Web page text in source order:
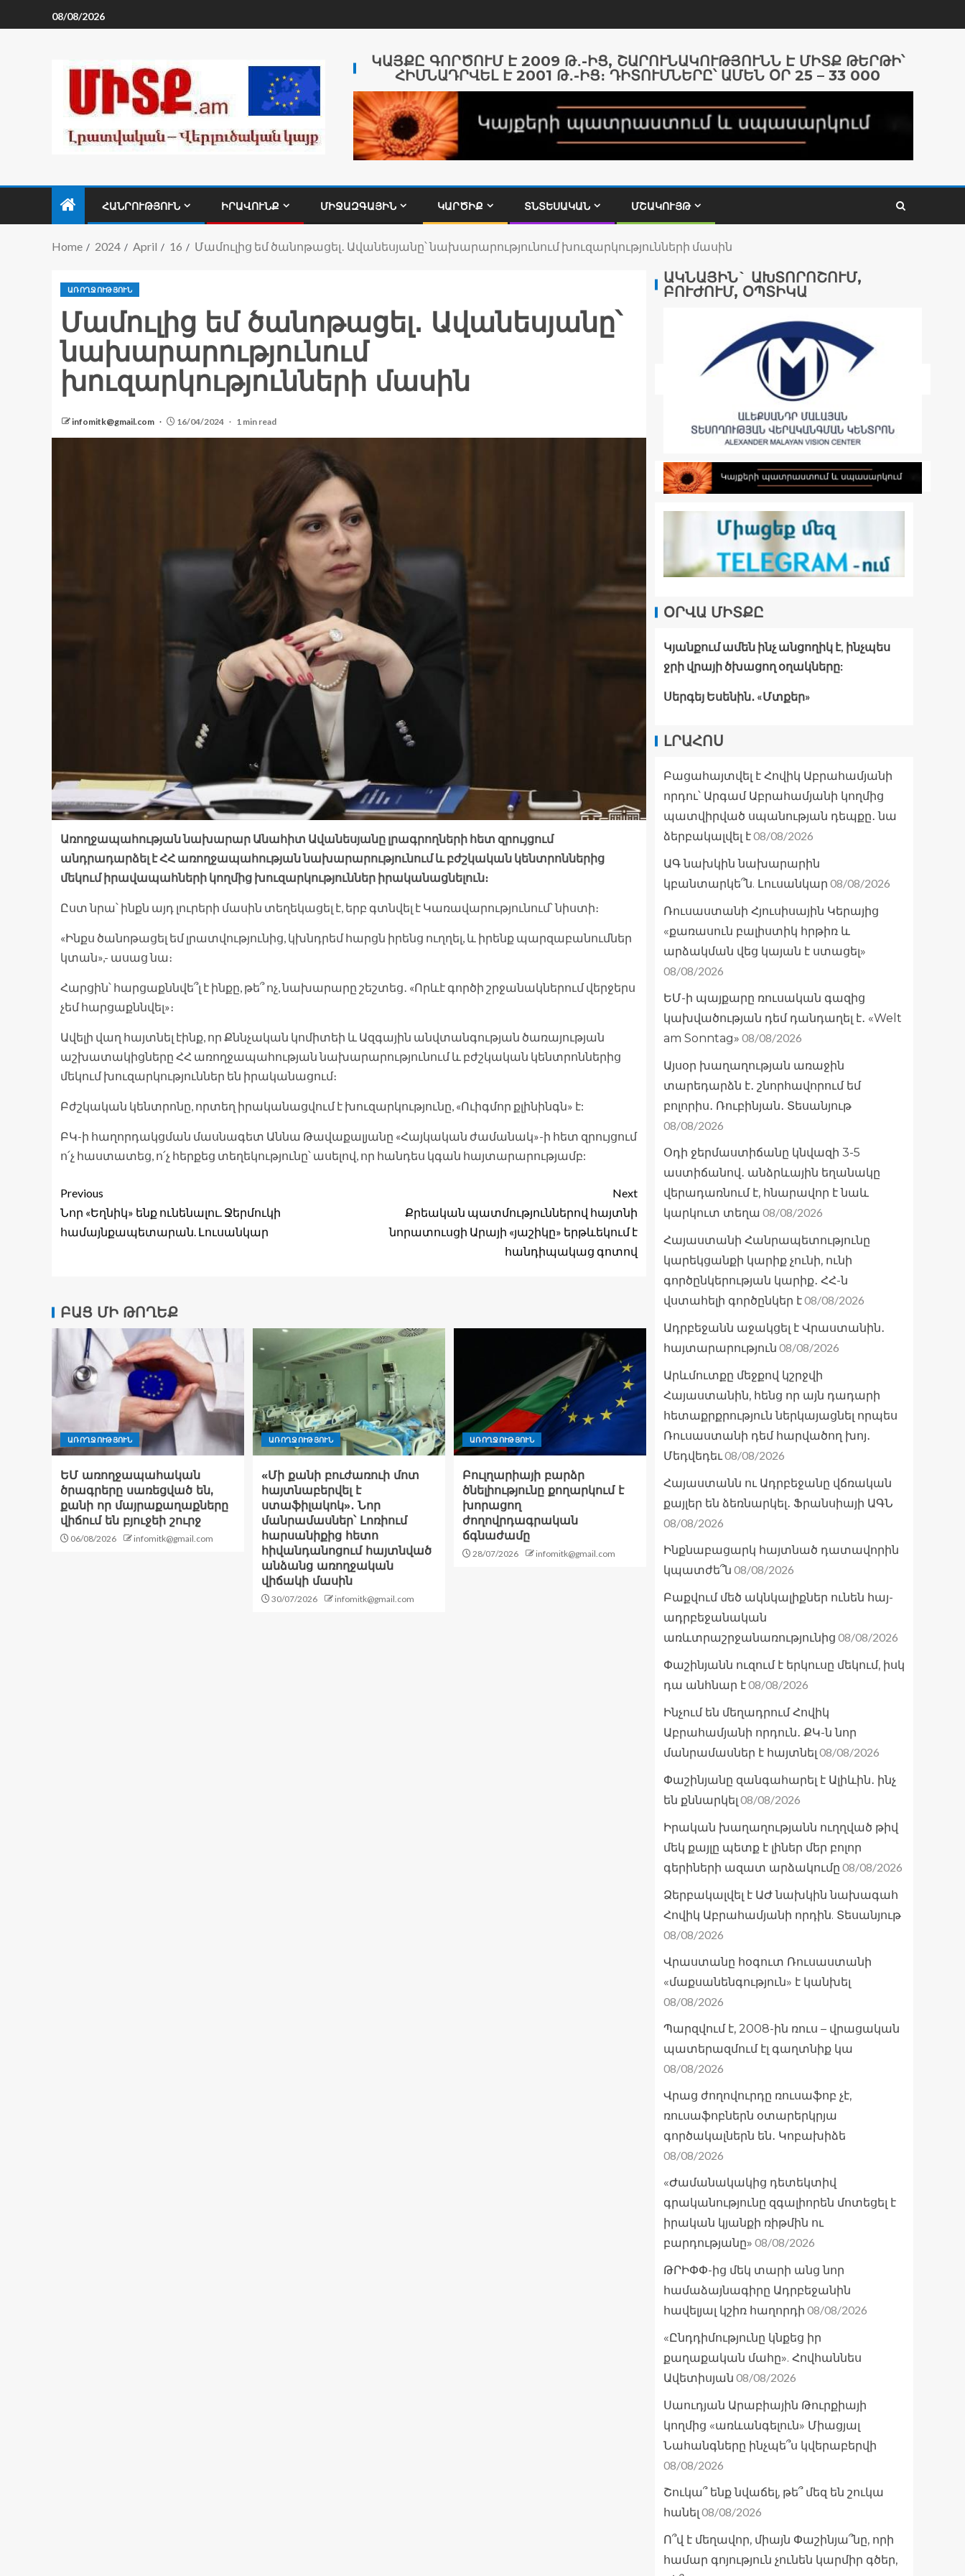
08/08/2026
ԿԱՅՔԸ ԳՈՐԾՈՒՄ Է 2009 Թ․-ԻՑ, ՇԱՐՈՒՆԱԿՈՒԹՅՈՒՆՆ Է ՄԻՏՔ ԹԵՐԹԻ՝
ՀԻՄՆԱԴՐՎԵԼ Է 2001 Թ․-ԻՑ։ ԴԻՏՈՒՄՆԵՐԸ՝ ԱՄԵՆ ՕՐ 25 – 33 000
ՀԱՆՐՈՒԹՅՈՒՆ ԻՐԱՎՈՒՆՔ ՄԻՋԱԶԳԱՅԻՆ ԿԱՐԾԻՔ ՏՆՏԵՍԱԿԱՆ ՄՇԱԿՈՒՅԹ
Home 2024 April 16 Մամուլից եմ ծանոթացել․ Ավանեսյանը՝ նախարարությունում խուզարկությունների մասին
ԱՌՈՂՋՈՒԹՅՈՒՆ
Մամուլից եմ ծանոթացել․ Ավանեսյանը՝
նախարարությունում
խուզարկությունների մասին
infomitk@gmail.com 16/04/2024 1 min read
Առողջապահության նախարար Անահիտ Ավանեսյանը լրագրողների հետ զրույցում
անդրադարձել է ՀՀ առողջապահության նախարարությունում և բժշկական կենտրոններից
մեկում իրավապահների կողմից խուզարկություններ իրականացնելուն։
Ըստ նրա՝ ինքն այդ լուրերի մասին տեղեկացել է, երբ գտնվել է Կառավարությունում՝ նիստի։
«Ինքս ծանոթացել եմ լրատվությունից, կխնդրեմ հարցն իրենց ուղղել, և իրենք պարզաբանումներ
կտան»,- ասաց նա։
Հարցին՝ հարցաքննվե՞լ է ինքը, թե՞ ոչ, նախարարը շեշտեց․ «Որևէ գործի շրջանակներում վերջերս
չեմ հարցաքննվել»։
Ավելի վաղ հայտնել էինք, որ Քննչական կոմիտեի և Ազգային անվտանգության ծառայության
աշխատակիցները ՀՀ առողջապահության նախարարությունում և բժշկական կենտրոններից
մեկում խուզարկություններ են իրականացում։
Բժշկական կենտրոնը, որտեղ իրականացվում է խուզարկությունը, «Ուիգմոր քլինինգն» է:
ԲԿ-ի հաղորդակցման մասնագետ Աննա Թավաքալյանը «Հայկական ժամանակ»-ի հետ զրույցում
ո՛չ հաստատեց, ո՛չ հերքեց տեղեկությունը՝ ասելով, որ հանդես կգան հայտարարությամբ:
Previous
Նոր «Եղնիկ» ենք ունենալու. Ջերմուկի
համայնքապետարան. Լուսանկար
Next
Քրեական պատմություններով հայտնի
նորատուսցի Արայի «յաշիկը» երթևեկում է
հանդիպակաց գոտով
ԲԱՑ ՄԻ ԹՈՂԵՔ
ԱՌՈՂՋՈՒԹՅՈՒՆ
ԵՄ առողջապահական
ծրագրերը սառեցված են,
քանի որ մայրաքաղաքները
վիճում են բյուջեի շուրջ
06/08/2026 infomitk@gmail.com
ԱՌՈՂՋՈՒԹՅՈՒՆ
«Մի քանի բուժառուի մոտ
հայտնաբերվել է
ստաֆիլակոկ»․ Նոր
մանրամասներ՝ Լոռիում
հարսանիքից հետո
հիվանդանոցում հայտնված
անձանց առողջական
վիճակի մասին
30/07/2026 infomitk@gmail.com
ԱՌՈՂՋՈՒԹՅՈՒՆ
Բուլղարիայի բարձր
ծնելիությունը քողարկում է
խորացող
ժողովրդագրական
ճգնաժամը
28/07/2026 infomitk@gmail.com
ԱԿՆԱՅԻՆ` ԱԽՏՈՐՈՇՈՒՄ,
ԲՈՒԺՈՒՄ, ՕՊՏԻԿԱ
ՕՐՎԱ ՄԻՏՔԸ
Կյանքում ամեն ինչ անցողիկ է, ինչպես
ջրի վրայի ծխացող օղակները:
Սերգեյ Եսենին․ «Մտքեր»
ԼՐԱՀՈՍ
Բացահայտվել է Հովիկ Աբրահամյանի
որդու՝ Արգամ Աբրահամյանի կողմից
պատվիրված սպանության դեպքը․ նա
ձերբակալվել է08/08/2026
ԱԳ նախկին նախարարին
կբանտարկե՞ն. Լուսանկար 08/08/2026
Ռուսաստանի Հյուսիսային Կերայից
«քառասուն բալիստիկ հրթիռ և
արձակման վեց կայան է ստացել»
08/08/2026
ԵՄ-ի պայքարը ռուսական գազից
կախվածության դեմ դանդաղել է․ «Welt
am Sonntag» 08/08/2026
Այսօր խաղաղության առաջին
տարեդարձն է․ շնորհավորում եմ
բոլորիս․ Ռուբինյան․ Տեսանյութ
08/08/2026
Օդի ջերմաստիճանը կնվազի 3-5
աստիճանով․ անձրևային եղանակը
վերադառնում է, հնարավոր է նաև
կարկուտ տեղա 08/08/2026
Հայաստանի Հանրապետությունը
կարեկցանքի կարիք չունի, ունի
գործընկերության կարիք․ ՀՀ-ն
վստահելի գործընկեր է08/08/2026
Ադրբեջանն աջակցել է Վրաստանին․
հայտարարություն 08/08/2026
Արևմուտքը մեջքով կշրջվի
Հայաստանին, հենց որ այն դադարի
հետաքրքրություն ներկայացնել որպես
Ռուսաստանի դեմ հարվածող խոյ․
Մեդվեդեւ08/08/2026
Հայաստանն ու Ադրբեջանը վճռական
քայլեր են ձեռնարկել․ Ֆրանսիայի ԱԳՆ
08/08/2026
Ինքնաբացարկ հայտնած դատավորին
կպատժե՞ն 08/08/2026
Բաքվում մեծ ակնկալիքներ ունեն հայ-
ադրբեջանական
առևտրաշրջանառությունից 08/08/2026
Փաշինյանն ուզում է երկուսը մեկում, իսկ
դա անհնար է08/08/2026
Ինչում են մեղադրում Հովիկ
Աբրահամյանի որդուն․ ՔԿ-ն նոր
մանրամասներ է հայտնել 08/08/2026
Փաշինյանը զանգահարել է Ալիևին․ ինչ
են քննարկել 08/08/2026
Իրական խաղաղությանն ուղղված թիվ
մեկ քայլը պետք է լիներ մեր բոլոր
գերիների ազատ արձակումը 08/08/2026
Ձերբակալվել է ԱԺ նախկին նախագահ
Հովիկ Աբրահամյանի որդին. Տեսանյութ
08/08/2026
Վրաստանը հօգուտ Ռուսաստանի
«մաքսանենգություն» է կանխել
08/08/2026
Պարզվում է, 2008-ին ռուս – վրացական
պատերազմում էլ գաղտնիք կա
08/08/2026
Վրաց ժողովուրդը ռուսաֆոբ չէ,
ռուսաֆոբներն օտարերկրյա
գործակալներն են․ Կոբախիձե
08/08/2026
«Ժամանակակից դետեկտիվ
գրականությունը զգալիորեն մոտեցել է
իրական կյանքի ռիթմին ու
բարդությանը» 08/08/2026
ԹՐԻՓՓ-ից մեկ տարի անց նոր
համաձայնագիրը Ադրբեջանին
հավելյալ կշիռ հաղորդի 08/08/2026
«Ընդդիմությունը կնքեց իր
քաղաքական մահը». Հովհաննես
Ավետիսյան 08/08/2026
Սաուդյան Արաբիային Թուրքիայի
կողմից «առևանգելուն» Միացյալ
Նահանգները ինչպե՞ս կվերաբերվի
08/08/2026
Շուկա՞ ենք նվաճել, թե՞ մեզ են շուկա
հանել 08/08/2026
Ո՞վ է մեղավոր, միայն Փաշինյա՞նը, որի
համար գոյություն չունեն կարմիր գծեր,